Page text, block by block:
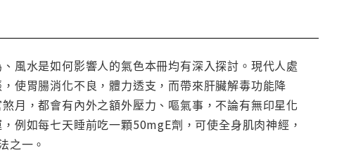
風水是如何影響人的氣色本冊均有深入探討。現代人處
使胃腸消化不良，體力透支，而帶來肝臟解毒功能降
月，都會有內外之額外壓力、嘔氣事，不論有無印星化
例如每七天睡前吃一顆50mgE劑，可使全身肌肉神經，
之一。